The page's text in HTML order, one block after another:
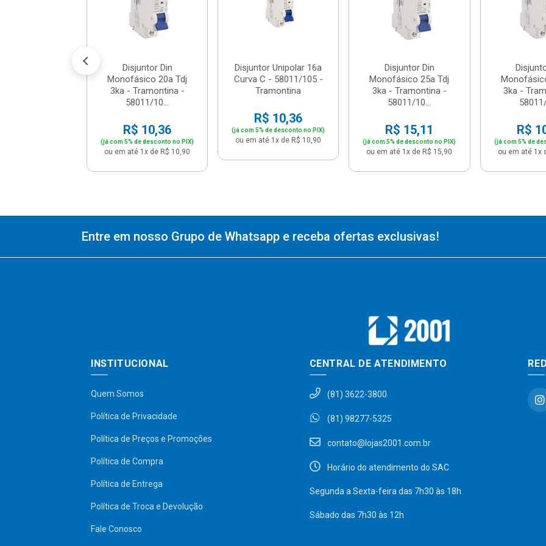
Disjuntor Din
Monofásico 20a Tdj
3ka - Tramontina -
58011/10...
R$ 10,36
(já com 5% de desconto no PIX)
ou em até 1x de R$ 10,90
Disjuntor Unipolar 16a
Curva C - 58011/105 -
Tramontina
R$ 10,36
(já com 5% de desconto no PIX)
ou em até 1x de R$ 10,90
Disjuntor Din
Monofásico 25a Tdj
3ka - Tramontina -
58011/10...
R$ 15,11
(já com 5% de desconto no PIX)
ou em até 1x de R$ 15,90
3ka -
R$
(já com 5% de
ou em até 1x
Entre em nosso Grupo de Whatsapp e receba ofertas exclusivas!
INSTITUCIONAL
Quem Somos
Política de Privacidade
Política de Preços e Promoções
Política de Compra
Política de Entrega
Política de Troca e Devolução
Fale Conosco
CENTRAL DE ATENDIMENTO
(81) 3622-3800
(81) 98277-5325
contato@lojas2001.com.br
Horário do atendimento do SAC
Segunda a Sexta-feira das 7h30 às 18h
Sábado das 7h30 às 12h